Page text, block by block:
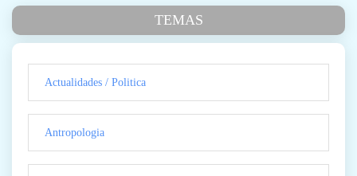
TEMAS
Actualidades / Politica
Antropologia